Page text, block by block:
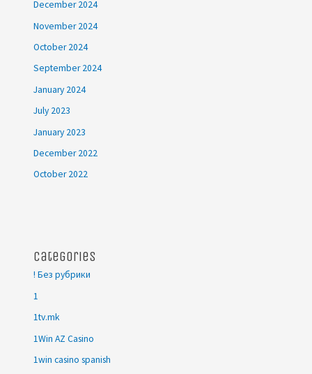
December 2024
November 2024
October 2024
September 2024
January 2024
July 2023
January 2023
December 2022
October 2022
Categories
! Без рубрики
1
1tv.mk
1Win AZ Casino
1win casino spanish